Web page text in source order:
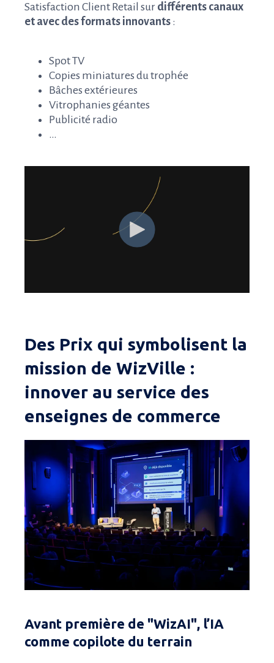
Satisfaction Client Retail sur différents canaux
et avec des formats innovants :
Spot TV
Copies miniatures du trophée
Bâches extérieures
Vitrophanies géantes
Publicité radio
…
Des Prix qui symbolisent la
mission de WizVille :
innover au service des
enseignes de commerce
Avant première de "WizAI", l’IA
comme copilote du terrain